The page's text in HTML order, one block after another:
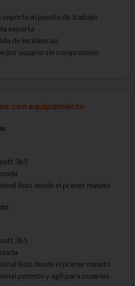
soporte al puesto de trabajo
experta
de incidencias
por usuario sin compromiso
con equipamiento
365
listo desde el primer minuto
365
listo desde el primer minuto
potente y ágil para usuarios